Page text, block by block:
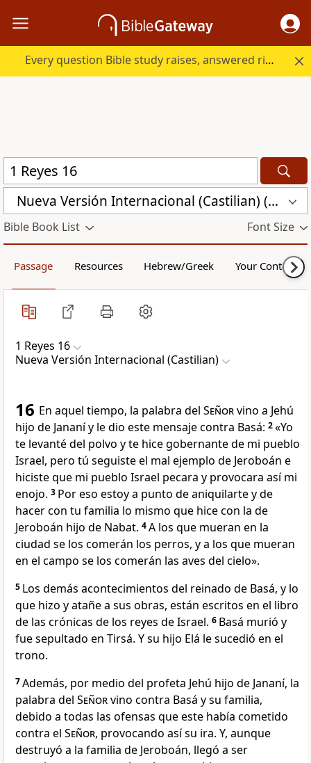
Every question Bible study raises, answered right here.
Nueva Versión Internacional (Castilian) (CST)
Bible Book List Font Size
Passage Resources Hebrew/Greek Your Content
1 Reyes 16
Nueva Versión Internacional (Castilian)
16 En aquel tiempo, la palabra del Señorvino a Jehú
hijo de Jananí y le dio este mensaje contra Basá: 2«Yo
te levanté del polvo y te hice gobernante de mi pueblo
Israel, pero tú seguiste el mal ejemplo de Jeroboán e
hiciste que mi pueblo Israel pecara y provocara así mi
enojo. 3 Por eso estoy a punto de aniquilarte y de
hacer con tu familia lo mismo que hice con la de
Jeroboán hijo de Nabat. 4A los que mueran en la
ciudad se los comerán los perros, y a los que mueran
en el campo se los comerán las aves del cielo».
5 Los demás acontecimientos del reinado de Basá, y lo
que hizo y atañe a sus obras, están escritos en el libro
de las crónicas de los reyes de Israel. 6 Basá murió y
fue sepultado en Tirsá. Y su hijo Elá le sucedió en el
trono.
7Además, por medio del profeta Jehú hijo de Jananí, la
palabra del Señorvino contra Basá y su familia,
debido a todas las ofensas que este había cometido
contra el Señor, provocando así su ira. Y, aunque
destruyó a la familia de Jeroboán, llegó a ser